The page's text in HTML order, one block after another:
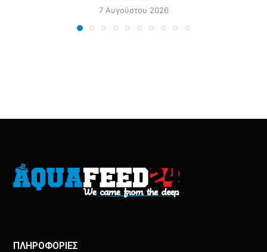
7 Αυγούστου 2026
ΠΛΗΡΟΦΟΡΙΕΣ